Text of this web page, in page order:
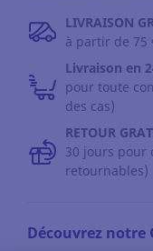
LIVRAISON
à partir de 75
Livraison en
pour toute
des cas)
RETOUR
30 jours pour
retournables)
Découvrez notre